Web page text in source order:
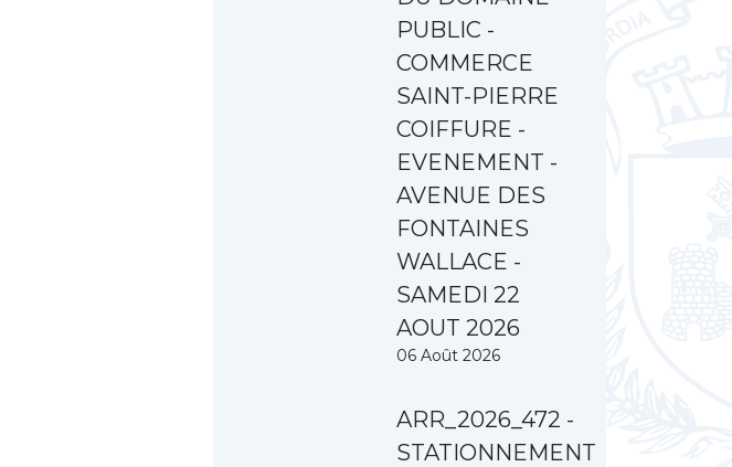
PUBLIC -
COMMERCE
SAINT-PIERRE
COIFFURE -
EVENEMENT -
AVENUE DES
FONTAINES
WALLACE -
SAMEDI 22
AOUT 2026
06 Août 2026
ARR_2026_472 -
STATIONNEMENT